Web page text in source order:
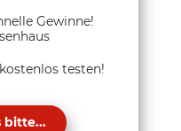
Gewinne!
testen!
bitte...